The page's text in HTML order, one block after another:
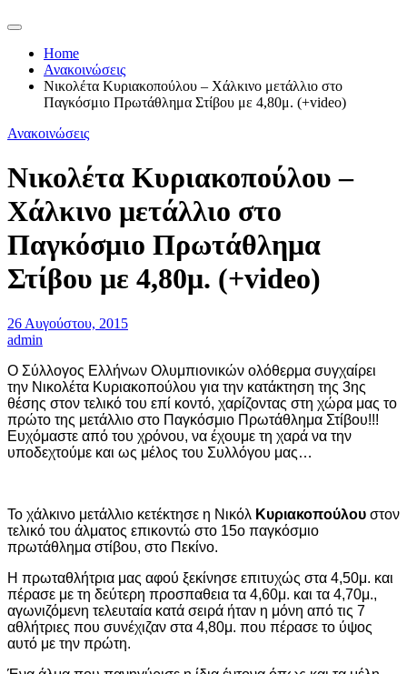
Home
Ανακοινώσεις
Νικολέτα Κυριακοπούλου – Χάλκινο μετάλλιο στο
Παγκόσμιο Πρωτάθλημα Στίβου με 4,80μ. (+video)
Ανακοινώσεις
Νικολέτα Κυριακοπούλου –
Χάλκινο μετάλλιο στο
Παγκόσμιο Πρωτάθλημα
Στίβου με 4,80μ. (+video)
26 Αυγούστου, 2015
admin
Ο Σύλλογος Ελλήνων Ολυμπιονικών ολόθερμα συγχαίρει
την Νικολέτα Κυριακοπούλου για την κατάκτηση της 3ης
θέσης στον τελικό του επί κοντό, χαρίζοντας στη χώρα μας το
πρώτο της μετάλλιο στο Παγκόσμιο Πρωτάθλημα Στίβου!!!
Ευχόμαστε από του χρόνου, να έχουμε τη χαρά να την
υποδεχτούμε και ως μέλος του Συλλόγου μας…
Το χάλκινο μετάλλιο κετέκτησε η Νικόλ Κυριακοπούλου στον
τελικό του άλματος επικοντώ στο 15ο παγκόσμιο
πρωτάθλημα στίβου, στο Πεκίνο.
Η πρωταθλήτρια μας αφού ξεκίνησε επιτυχώς στα 4,50μ. και
πέρασε με τη δεύτερη προσπαθεια τα 4,60μ. και τα 4,70μ.,
αγωνιζόμενη τελευταία κατά σειρά ήταν η μόνη από τις 7
αθλήτριες που συνέχιζαν στα 4,80μ. που πέρασε το ύψος
αυτό με την πρώτη.